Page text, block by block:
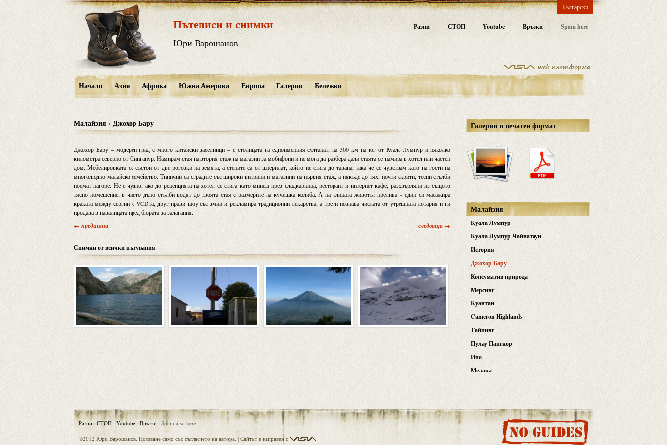
Български
Пътеписи и снимки
Юри Варошанов
Разни СТОП Youtube Връзки Spam here
Начало Азия Африка Южна Америка Европа Галерии Бележки
Галерии и печатен формат
Малайзия
Куала Лумпур
Куала Лумпур Чайнатаун
История
Джохор Бару
Консуматив природа
Мерсинг
Куантан
Cameron Highlands
Тайпинг
Пулау Пангкор
Ипо
Мелака
Малайзия › Джохор Бару
Джохор Бару – модерен град с много китайски заселници – е столицата на едноименния султанат, на 300 км на юг от Куала Лумпур и няколко
километра северно от Сингапур. Намирам стая на втория етаж на магазин за мобифони и не мога да разбера дали стаята се намира в хотел или частен
дом. Мебелировката се състои от две рогозки на земята, а стените са от шперплат, който не стига до тавана, така че се чувствам като на гости на
многолюдно малайско семейство. Типични са сградите със широки витрини и магазини на първия етаж, а някъде до тях, почти скрити, тесни стълби
поемат нагоре. Не е чудно, ако до рецепцията на хотел се стига като минеш през сладкарница, ресторант и интернет кафе, разхвърляни из същото
тясно помещение, в чието дъно стълби водят до твоята стая с размерите на кучешка колиба. А на улицата животът прелива – един си масажира
краката между сергии с VCDта, друг прави шоу със змии и рекламира традиционни лекарства, а трети познава числата от утрешната лотария и ги
продава в навалицата пред бюрата за залагания.
← предишна следваща →
Снимки от всички пътувания
Разни · СТОП · Youtube · Връзки · Spam also here
©2012 Юри Варошанов. Ползване само със съгласието на автора. | Сайтът е направен с Visia